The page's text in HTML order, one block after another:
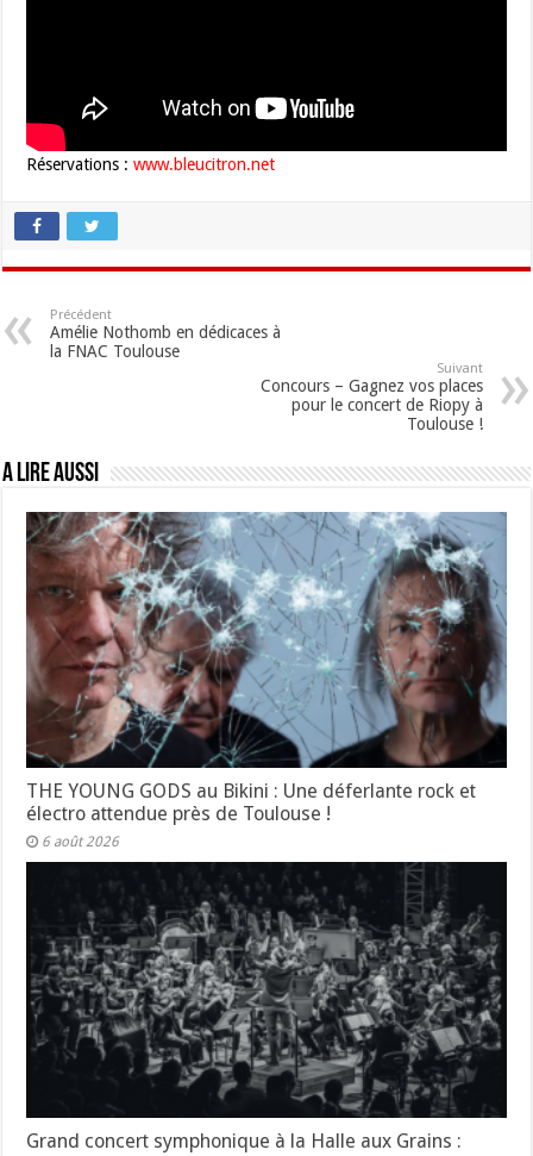
Réservations :www.bleucitron.net
Précédent
Amélie Nothomb en dédicaces à
la FNAC Toulouse
Suivant
Concours – Gagnez vos places
pour le concert de Riopy à
Toulouse !
A lire aussi
THE YOUNG GODS au Bikini : Une déferlante rock et
électro attendue près de Toulouse !
6 août 2026
Grand concert symphonique à la Halle aux Grains :